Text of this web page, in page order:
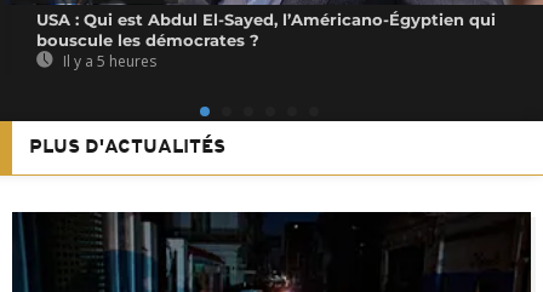
USA : Qui est Abdul El-Sayed, l’Américano-Égyptien qui
bouscule les démocrates ?
Il y a 5 heures
PLUS D'ACTUALITÉS